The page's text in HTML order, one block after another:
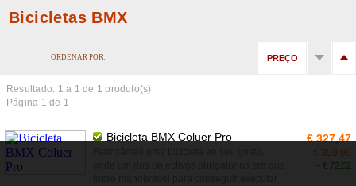
Bicicletas BMX
ORDENAR POR: PREÇO
Resultado: 1 a 1 de 1 produto(s)
Página 1 de 1
Bicicleta BMX Coluer Pro € 327,47
€ 399,99
− € 72,52